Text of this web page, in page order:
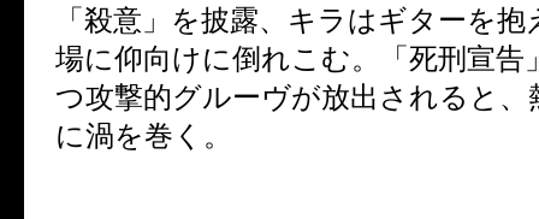
「殺意」を披露、キラはギターを
場に仰向けに倒れこむ。「死刑宣告
つ攻撃的グルーヴが放出されると、
に渦を巻く。